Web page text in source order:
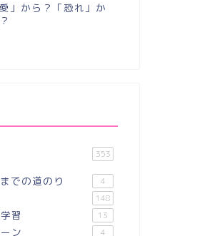
愛」から？「恐れ」か
353
での道のり 4
148
習 13
ン 4